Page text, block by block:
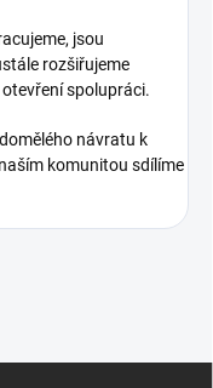
jsou
rozšiřujeme
spolupráci.
návratu k
komunitou sdílíme